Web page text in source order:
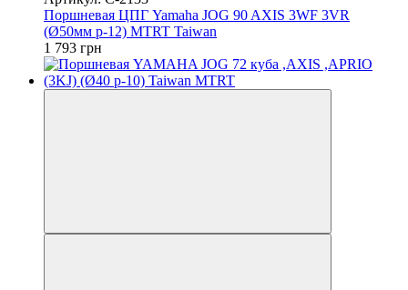
Поршневая ЦПГ Yamaha JOG 90 AXIS 3WF 3VR
(Ø50мм p-12) MTRT Taiwan
1 793 грн